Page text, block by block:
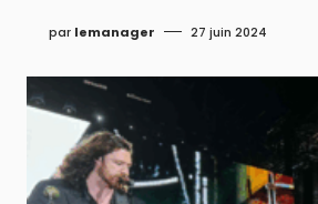
par lemanager 27 juin 2024